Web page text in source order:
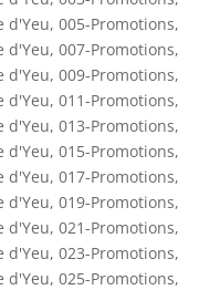
d'Yeu, 005-Promotions,
d'Yeu, 007-Promotions,
d'Yeu, 009-Promotions,
d'Yeu, 011-Promotions,
d'Yeu, 013-Promotions,
d'Yeu, 015-Promotions,
d'Yeu, 017-Promotions,
d'Yeu, 019-Promotions,
d'Yeu, 021-Promotions,
d'Yeu, 023-Promotions,
d'Yeu, 025-Promotions,